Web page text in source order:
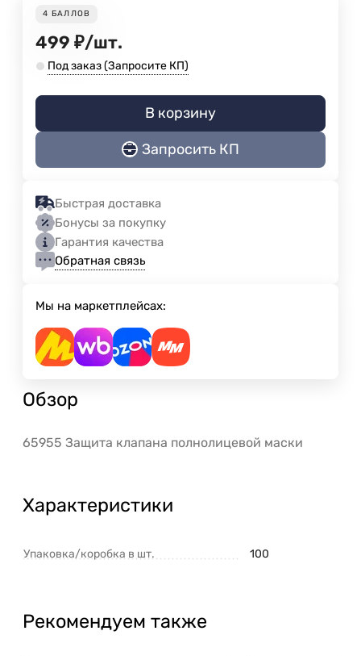
4 БАЛЛОВ
499 ₽/шт.
Под заказ (Запросите КП)
В корзину
Запросить КП
Быстрая доставка
Бонусы за покупку
Гарантия качества
Обратная связь
Мы на маркетплейсах:
Обзор
65955 Защита клапана полнолицевой маски
Характеристики
Упаковка/коробка в шт. 100
Рекомендуем также